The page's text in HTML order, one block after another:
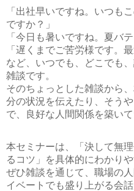
「出社早いですね。いつも
ですか？」
「今日も暑いですね。夏バ
「遅くまでご苦労様です。
など、いつでも、どこでも
雑談です。
そのちょっとした雑談から
分の状況を伝えたり、そう
で、良好な人間関係を築い
本セミナーは、
「決して無
るコツ」
を具体的にわかり
ぜひ雑談を通じて、職場の
イベートでも盛り上がる会